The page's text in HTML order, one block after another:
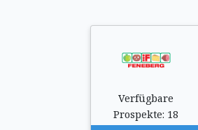
Verfügbare
Prospekte: 18